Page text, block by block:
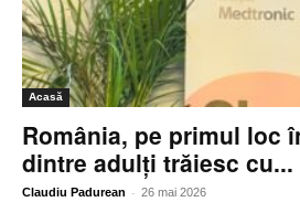
Acasă
România, pe primul loc
dintre adulți trăiesc cu...
Claudiu Padurean - 26 mai 2026